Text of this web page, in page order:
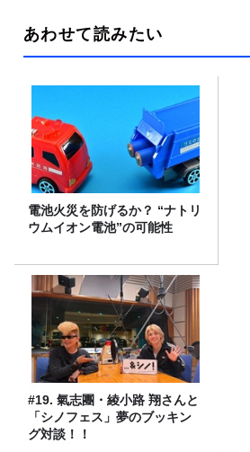
あわせて読みたい
電池火災を防げるか？ “ナトリ
ウムイオン電池”の可能性
#19. 氣志團・綾小路 翔さんと
「シノフェス」夢のブッキン
グ対談！！